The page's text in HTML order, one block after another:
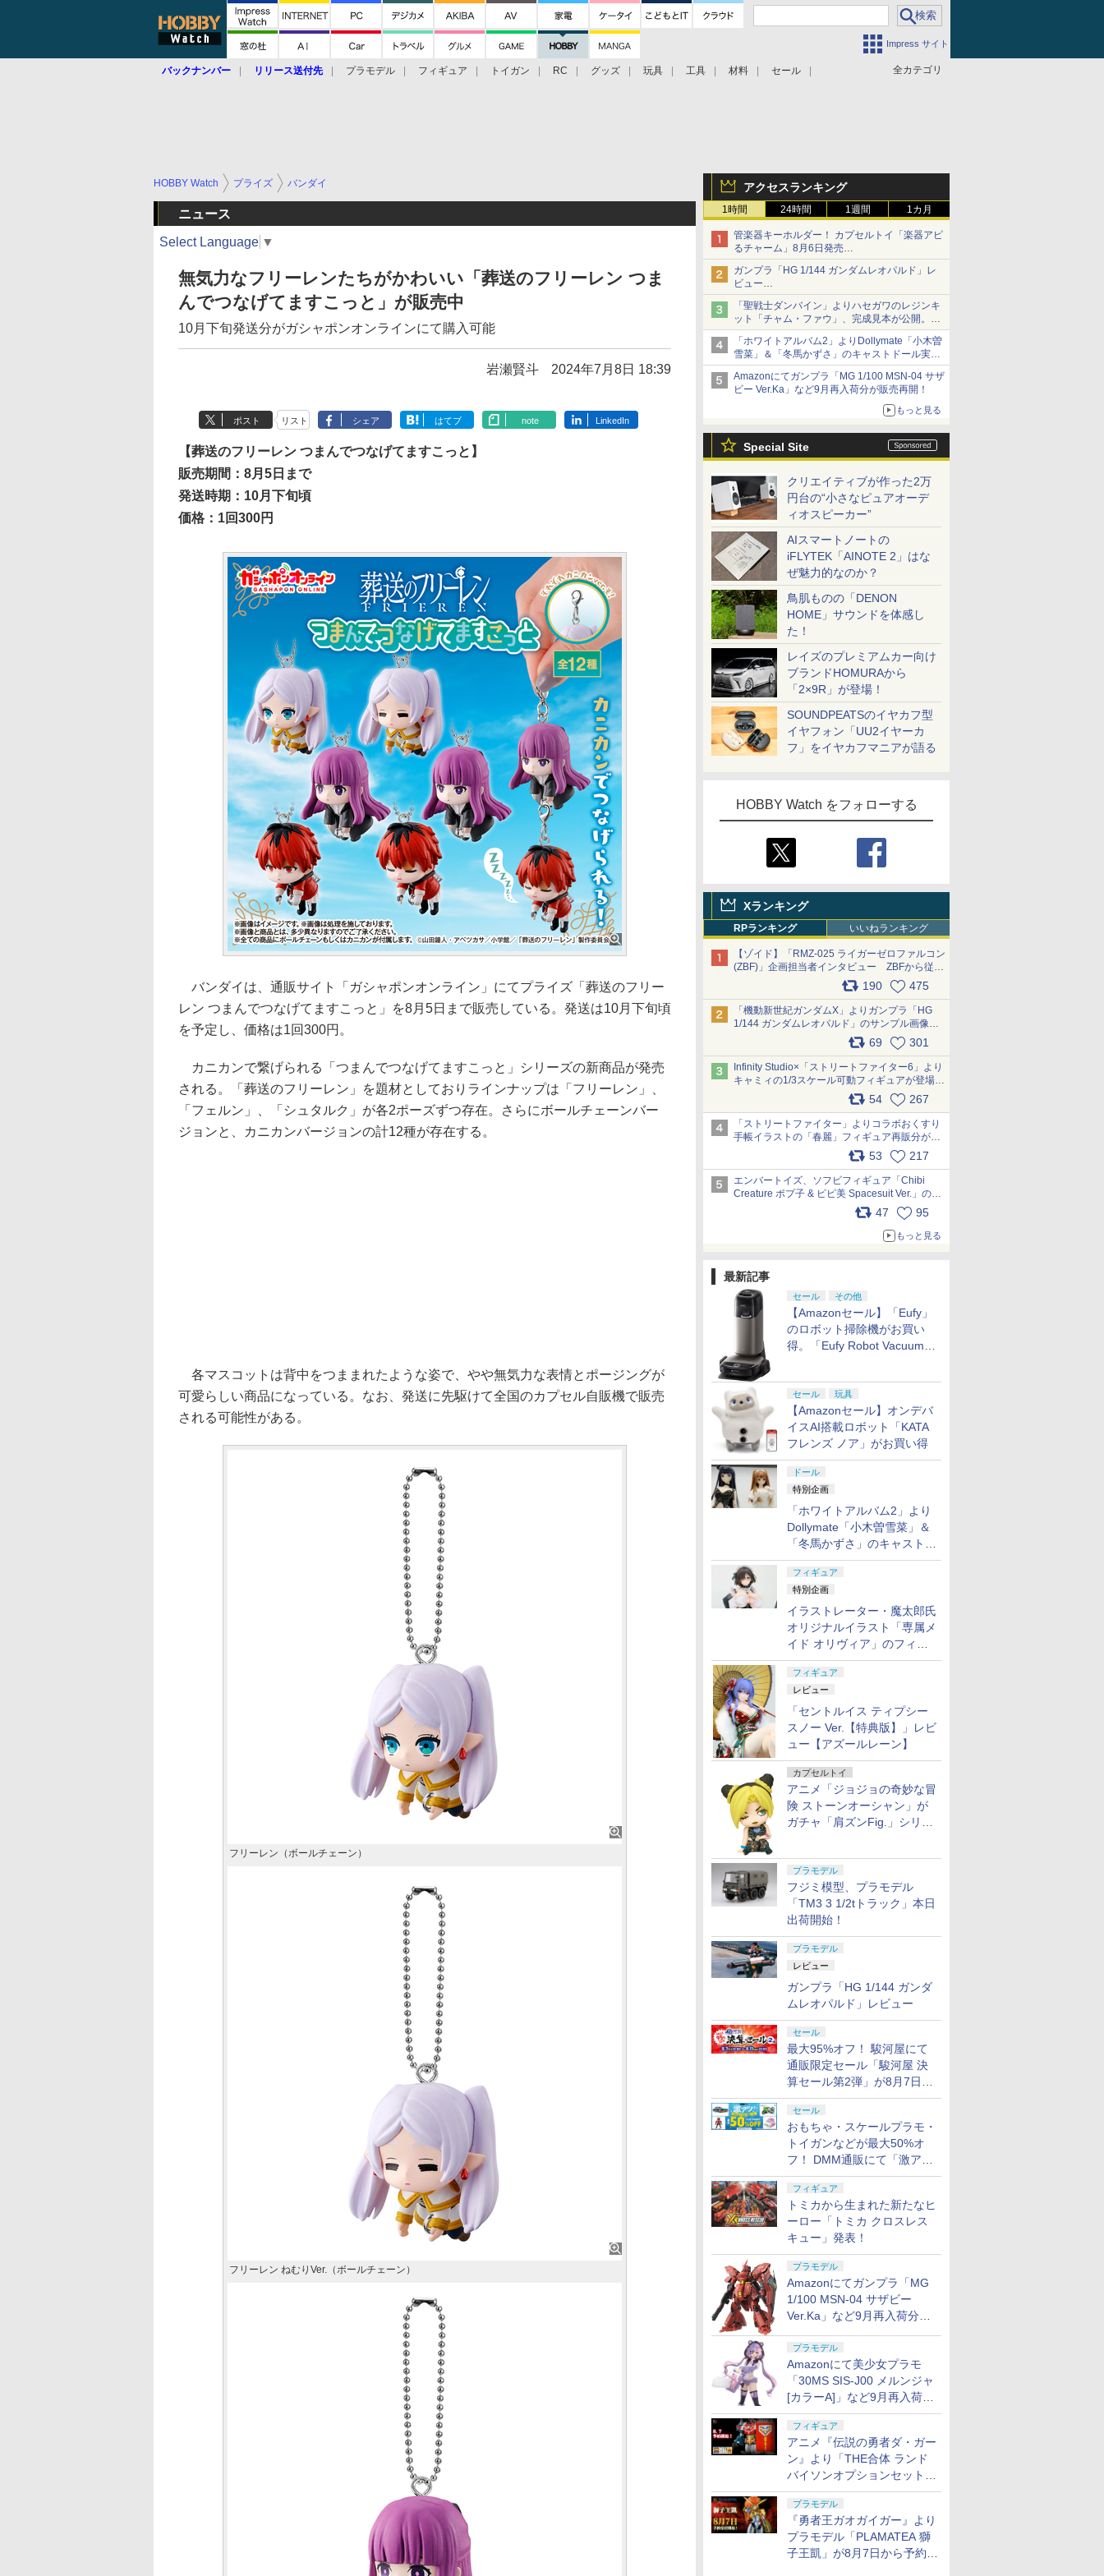
Impress サイト
全カテゴリ
バックナンバー リリース送付先 プラモデル フィギュア トイガン RC グッズ 玩具 工具 材料 セール
アクセスランキング
1時間 24時間 1週間 1カ月
管楽器キーホルダー！ カプセルトイ「楽器アピ
るチャーム」8月6日発売
チューバ、テナサクなど5種各3色
ガンプラ「HG 1/144 ガンダムレオパルド」レ
ビュー
『機動新世紀ガンダムX』30周年！インナーア
ームガトリングの変形機構まで再現し最新フォ
ーマットでキット化！
「聖戦士ダンバイン」よりハセガワのレジンキ
ット「チャム・ファウ」、完成見本が公開。9
月3日頃発売予定
「ホワイトアルバム2」よりDollymate「小木曽
雪菜」＆「冬馬かずさ」のキャストドール実物
見本が東京フィギュアギャラリーにて展示中
Amazonにてガンプラ「MG 1/100 MSN-04 サザ
ビー Ver.Ka」など9月再入荷分が販売再開！
もっと見る
Special Site
クリエイティブが作った2万
円台の“小さなピュアオーデ
ィオスピーカー”
AIスマートノートの
iFLYTEK「AINOTE 2」はな
ぜ魅力的なのか？
鳥肌ものの「DENON
HOME」サウンドを体感し
た！
レイズのプレミアムカー向け
ブランドHOMURAから
「2×9R」が登場！
SOUNDPEATSのイヤカフ型
イヤフォン「UU2イヤーカ
フ」をイヤカフマニアが語る
HOBBY Watch をフォローする
Xランキング
RPランキング いいねランキング
【ゾイド】「RMZ-025 ライガーゼロファルコン
(ZBF)」企画担当者インタビュー ZBFから従来
デザインまで再現可能なボリューム満点のキッ
ト pic.x.com/6zOqQAQKkX
190 475
「機動新世紀ガンダムX」よりガンプラ「HG
1/144 ガンダムレオパルド」のサンプル画像が
69 301
Infinity Studio×「ストリートファイター6」より
キャミィの1/3スケール可動フィギュアが登場
54 267
「ストリートファイター」よりコラボおくすり
手帳イラストの「春麗」フィギュア再販分が本
日出荷開始 pic.x.com/toUc1MHr41
53 217
エンバートイズ、ソフビフィギュア「Chibi
Creature ポプ子 & ピピ美 Spacesuit Ver.」の発
売中止を発表 pic.x.com/Ri45iFeYjn
47 95
もっと見る
最新記事
セール その他
【Amazonセール】「Eufy」
のロボット掃除機がお買い
得。「Eufy Robot Vacuum
セール 玩具
【Amazonセール】オンデバ
イスAI搭載ロボット「KATA
フレンズ ノア」がお買い得
ドール
特別企画
「ホワイトアルバム2」より
Dollymate「小木曽雪菜」＆
「冬馬かずさ」のキャストド
ール実物見本が東京フィギュ
アギャラリーにて展示中
フィギュア
特別企画
イラストレーター・魔太郎氏
オリジナルイラスト「専属メ
イド オリヴィア」のフィギ
ュア彩色原型が東京フィギュ
アギャラリーにて展示中
フィギュア
レビュー
「セントルイス ティプシー
スノー Ver.【特典版】」レビ
ュー【アズールレーン】
カプセルトイ
アニメ「ジョジョの奇妙な冒
険 ストーンオーシャン」が
ガチャ「肩ズンFig.」シリー
プラモデル
フジミ模型、プラモデル
「TM3 3 1/2tトラック」本日
出荷開始！
プラモデル
レビュー
ガンプラ「HG 1/144 ガンダ
ムレオパルド」レビュー
セール
最大95%オフ！ 駿河屋にて
通販限定セール「駿河屋 決
算セール第2弾」が8月7日12
時より開催
セール
おもちゃ・スケールプラモ・
トイガンなどが最大50%オ
フ！ DMM通販にて「激ア
ツ！おもちゃ・ホビー夏セー
ル」が開催
フィギュア
トミカから生まれた新たなヒ
ーロー「トミカ クロスレス
キュー」発表！
プラモデル
Amazonにてガンプラ「MG
1/100 MSN-04 サザビー
Ver.Ka」など9月再入荷分が
プラモデル
Amazonにて美少女プラモ
「30MS SIS-J00 メルンジャ
[カラーA]」など9月再入荷分
が販売再開！
フィギュア
アニメ『伝説の勇者ダ・ガー
ン』より「THE合体 ランド
バイソンオプションセット」
が8月7日から予約受付開始！
プラモデル
『勇者王ガオガイガー』より
プラモデル「PLAMATEA 獅
子王凱」が8月7日から予約受
HOBBY Watch プライズ バンダイ
ニュース
Select Language ▼
無気力なフリーレンたちがかわいい「葬送のフリーレン つま
んでつなげてますこっと」が販売中
10月下旬発送分がガシャポンオンラインにて購入可能
岩瀬賢斗 2024年7月8日 18:39
ポスト リスト シェア はてブ note LinkedIn
【葬送のフリーレン つまんでつなげてますこっと】
販売期間：8月5日まで
発送時期：10月下旬頃
価格：1回300円
バンダイは、通販サイト「ガシャポンオンライン」にてプライズ「葬送のフリー
レン つまんでつなげてますこっと」を8月5日まで販売している。発送は10月下旬頃
を予定し、価格は1回300円。
カニカンで繋げられる「つまんでつなげてますこっと」シリーズの新商品が発売
される。「葬送のフリーレン」を題材としておりラインナップは「フリーレン」、
「フェルン」、「シュタルク」が各2ポーズずつ存在。さらにボールチェーンバー
ジョンと、カニカンバージョンの計12種が存在する。
各マスコットは背中をつままれたような姿で、やや無気力な表情とポージングが
可愛らしい商品になっている。なお、発送に先駆けて全国のカプセル自販機で販売
される可能性がある。
フリーレン（ボールチェーン）
フリーレン ねむりVer.（ボールチェーン）